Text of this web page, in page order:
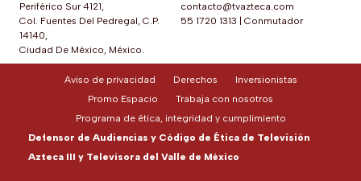
Periférico Sur 4121,
Col. Fuentes Del Pedregal, C.P.
14140,
Ciudad De México, México.
contacto@tvazteca.com
55 1720 1313
Conmutador
Aviso de privacidad Derechos
Inversionistas
Promo Espacio
Trabaja con nosotros
Programa de ética, integridad y cumplimiento
Defensor de Audiencias y Código de Ética de Televisión
Azteca III y Televisora del Valle de México